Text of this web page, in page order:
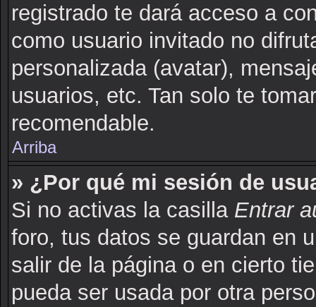
registrado te dará acceso a
como usuario invitado no
personalizada (avatar),
usuarios, etc. Tan solo te
recomendable.
Arriba
» ¿Por qué mi sesión de
Si no activas la casilla Entrar
foro, tus datos se guardan en
salir de la página o en cierto
pueda ser usada por otra